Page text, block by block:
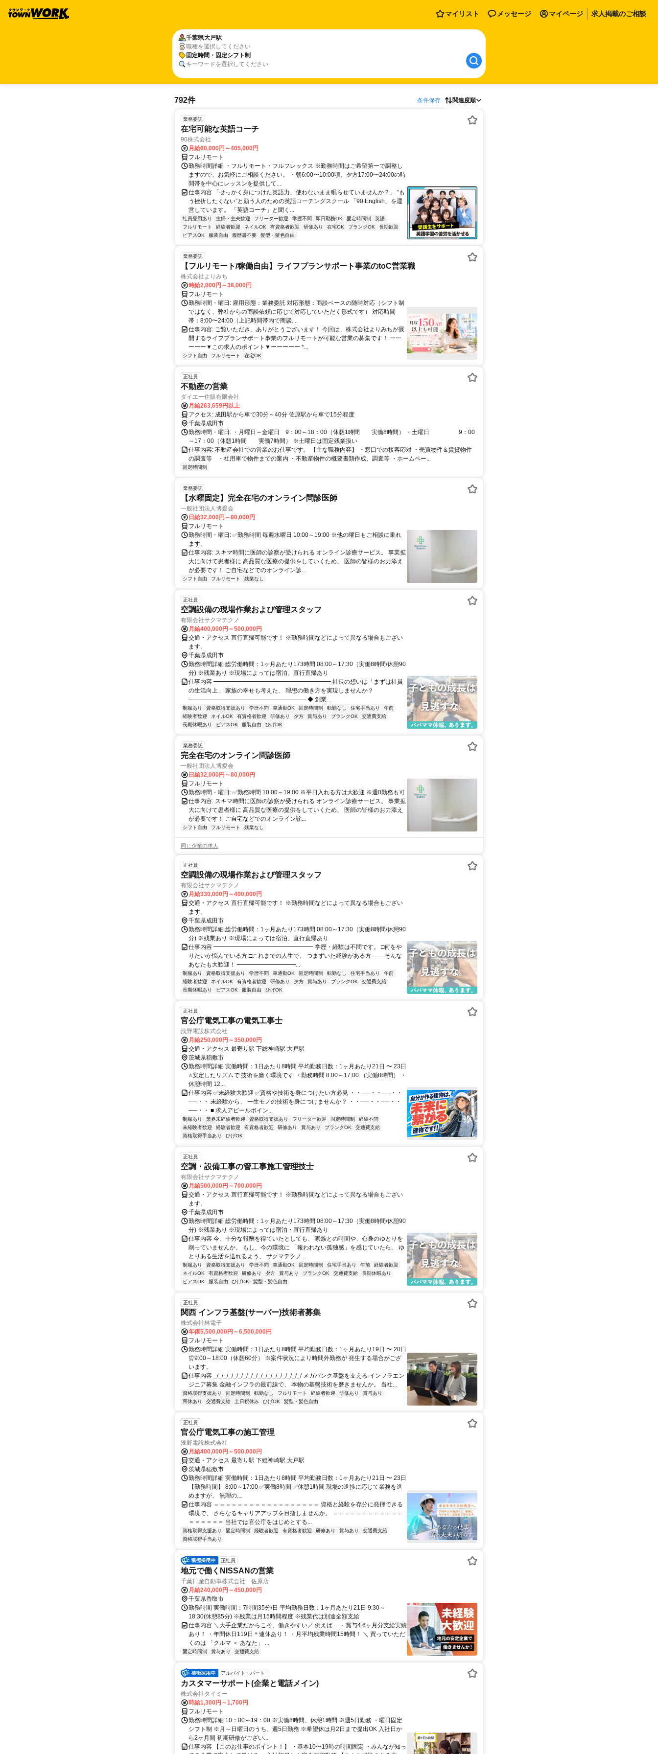
マイリスト メッセージ マイページ 求人掲載のご相談
千葉県大戸駅
職種を選択してください
固定時間・固定シフト制
キーワードを選択してください
792件 条件保存 関連度順
業務委託
在宅可能な英語コーチ
90株式会社
月給60,000円～405,000円
フルリモート
勤務時間詳細 ・フルリモート・フルフレックス ※勤務時間はご希望第一で調整し
ますので、お気軽にご相談ください。 ・朝6:00〜10:00頃、夕方17:00〜24:00の時
間帯を中心にレッスンを提供して...
仕事内容 「せっかく身につけた英語力、使わないまま眠らせていませんか？」 “も
う挫折したくない”と願う人のための英語コーチングスクール 「90 English」を運
営しています。 「英語コーチ」と聞く...
社員登用あり 主婦・主夫歓迎 フリーター歓迎 学歴不問 即日勤務OK 固定時間制
英語
フルリモート
経験者歓迎 ネイルOK 有資格者歓迎 研修あり 在宅OK ブランクOK
長期歓迎
ピアスOK
服装自由 履歴書不要 髪型・髪色自由
業務委託
【フルリモート/稼働自由】ライフプランサポート事業のtoC営業職
株式会社よりみち
時給2,000円～38,000円
フルリモート
勤務時間・曜日: 雇用形態：業務委託 対応形態：商談ベースの随時対応（シフト制
ではなく、弊社からの商談依頼に応じて対応していただく形式です） 対応時間
帯：8:00〜24:00（上記時間帯内で商談...
仕事内容: ご覧いただき、ありがとうございます！ 今回は、株式会社よりみちが展
開するライフプランサポート事業のフルリモートが可能な営業の募集です！ ーー
ーーー▼この求人のポイント▼ーーーーー *...
シフト自由 フルリモート 在宅OK
正社員
不動産の営業
ダイエー住販有限会社
月給263,659円以上
アクセス: 成田駅から車で30分～40分 佐原駅から車で15分程度
千葉県成田市
勤務時間・曜日: ・月曜日～金曜日 9：00～18：00（休憩1時間 実働8時間） ・土曜日 9：00
～17：00（休憩1時間 実働7時間） ※土曜日は固定残業扱い
仕事内容: 不動産会社での営業のお仕事です。 【主な職務内容】 ・窓口での接客応対 ・売買物件＆賃貸物件
の調査等 ・社用車で物件までの案内 ・不動産物件の概要書類作成、調査等 ・ホームペー...
固定時間制
業務委託
【水曜固定】完全在宅のオンライン問診医師
一般社団法人博愛会
日給32,000円～80,000円
フルリモート
勤務時間・曜日: ✅勤務時間 毎週水曜日 10:00～19:00 ※他の曜日もご相談に乗れ
ます。
仕事内容: スキマ時間に医師の診察が受けられる オンライン診療サービス。 事業拡
大に向けて患者様に 高品質な医療の提供をしていくため、 医師の皆様のお力添え
が必要です！ ご自宅などでのオンライン診...
シフト自由 フルリモート 残業なし
正社員
空調設備の現場作業および管理スタッフ
有限会社サクマテクノ
月給400,000円～500,000円
交通・アクセス 直行直帰可能です！ ※勤務時間などによって異なる場合もござい
ます。
千葉県成田市
勤務時間詳細 総労働時間：1ヶ月あたり173時間 08:00～17:30（実働8時間/休憩90
分) ※残業あり ※現場によっては宿泊、直行直帰あり
仕事内容 ━━━━━━━━━━━━━━━━━━━━ 社長の想いは「まずは社員
の生活向上」 家族の幸せも考えた、 理想の働き方を実現しませんか？
━━━━━━━━━━━━━━━━━━━━ ◆ 創業...
制服あり 資格取得支援あり 学歴不問 車通勤OK 固定時間制 転勤なし 住宅手当あり
午前
経験者歓迎
ネイルOK 有資格者歓迎 研修あり 夕方 賞与あり ブランクOK
交通費支給
長期休暇あり
ピアスOK 服装自由 ひげOK
業務委託
完全在宅のオンライン問診医師
一般社団法人博愛会
日給32,000円～80,000円
フルリモート
勤務時間・曜日: ✅勤務時間 10:00～19:00 ※平日入れる方は大歓迎 ※週0勤務も可
仕事内容: スキマ時間に医師の診察が受けられる オンライン診療サービス。 事業拡
大に向けて患者様に 高品質な医療の提供をしていくため、 医師の皆様のお力添え
が必要です！ ご自宅などでのオンライン診...
シフト自由 フルリモート 残業なし
同じ企業の求人
正社員
空調設備の現場作業および管理スタッフ
有限会社サクマテクノ
月給330,000円～400,000円
交通・アクセス 直行直帰可能です！ ※勤務時間などによって異なる場合もござい
ます。
千葉県成田市
勤務時間詳細 総労働時間：1ヶ月あたり173時間 08:00～17:30（実働8時間/休憩90
分) ※残業あり ※現場によっては宿泊、直行直帰あり
仕事内容 ━━━━━━━━━━━━━━━━━ 学歴・経験は不問です。 □何をや
りたいか悩んでいる方 □これまでの人生で、 つまずいた経験がある方 ――そんな
あなたも大歓迎！ ━━━━━━━━━━...
制服あり 資格取得支援あり 学歴不問 車通勤OK 固定時間制 転勤なし 住宅手当あり
午前
経験者歓迎
ネイルOK 有資格者歓迎 研修あり 夕方 賞与あり ブランクOK
交通費支給
長期休暇あり
ピアスOK 服装自由 ひげOK
正社員
官公庁電気工事の電気工事士
浅野電設株式会社
月給250,000円～350,000円
交通・アクセス 最寄り駅 下総神崎駅 大戸駅
茨城県稲敷市
勤務時間詳細 実働時間：1日あたり8時間 平均勤務日数：1ヶ月あたり21日 〜 23日
⭐安定したリズムで 技術を磨く環境です ・勤務時間 8:00～17:00 （実働8時間） ・
休憩時間 12...
仕事内容 ✅未経験大歓迎 ✅資格や技術を身につけたい方必見 ・・──・・──・・
──・・ 未経験から、 一生モノの技術を身につけませんか？ ・・──・・──・・
──・・ ■ 求人アピールポイン...
制服あり 業界未経験者歓迎 資格取得支援あり フリーター歓迎 固定時間制
経験不問
未経験者歓迎
経験者歓迎 有資格者歓迎 研修あり 賞与あり ブランクOK
交通費支給
資格取得手当あり
ひげOK
正社員
空調・設備工事の管工事施工管理技士
有限会社サクマテクノ
月給500,000円～700,000円
交通・アクセス 直行直帰可能です！ ※勤務時間などによって異なる場合もござい
ます。
千葉県成田市
勤務時間詳細 総労働時間：1ヶ月あたり173時間 08:00～17:30（実働8時間/休憩90
分) ※残業あり ※現場によっては宿泊・直行直帰あり
仕事内容 今、十分な報酬を得ていたとしても、 家族との時間や、心身のゆとりを
削っていませんか。 もし、今の環境に 「報われない孤独感」を感じていたら。 ゆ
とりある生活を送れるよう、 サクマテクノ...
制服あり 資格取得支援あり 学歴不問 車通勤OK 固定時間制 住宅手当あり 午前
経験者歓迎
ネイルOK
有資格者歓迎 研修あり 夕方 賞与あり ブランクOK 交通費支給
長期休暇あり
ピアスOK
服装自由 ひげOK 髪型・髪色自由
正社員
関西 インフラ基盤(サーバー)技術者募集
株式会社林電子
年俸5,500,000円～6,500,000円
フルリモート
勤務時間詳細 実働時間：1日あたり8時間 平均勤務日数：1ヶ月あたり19日 〜 20日
⏰9:00～18:00（休憩60分） ※案件状況により時間外勤務が 発生する場合がござ
います。
仕事内容 _/_/_/_/_/_/_/_/_/_/_/_/_/_/_/_/_/_/ メガバンク基盤を支える インフラエン
ジニア募集 金融インフラの最前線で、 本物の基盤技術を磨きませんか。 当社...
資格取得支援あり 固定時間制 転勤なし フルリモート 経験者歓迎 研修あり
賞与あり
育休あり
交通費支給 土日祝休み ひげOK 髪型・髪色自由
正社員
官公庁電気工事の施工管理
浅野電設株式会社
月給400,000円～500,000円
交通・アクセス 最寄り駅 下総神崎駅 大戸駅
茨城県稲敷市
勤務時間詳細 実働時間：1日あたり8時間 平均勤務日数：1ヶ月あたり21日 〜 23日
【勤務時間】 8:00～17:00 ✅実働8時間 ✅休憩1時間 現場の進捗に応じて業務を進
めますが、 無理の...
仕事内容 ＝＝＝＝＝＝＝＝＝＝＝＝＝＝＝＝＝＝ 資格と経験を存分に発揮できる
環境で、 さらなるキャリアアップを目指しませんか。 ＝＝＝＝＝＝＝＝＝＝＝＝
＝＝＝＝＝＝ 当社では官公庁をはじめとする...
資格取得支援あり 固定時間制 経験者歓迎 有資格者歓迎 研修あり 賞与あり
交通費支給
資格取得手当あり
正社員
地元で働くNISSANの営業
千葉日産自動車株式会社 佐原店
月給240,000円～450,000円
千葉県香取市
勤務時間 実働時間：7時間35分/日 平均勤務日数：1ヶ月あたり21日 9:30～
18:30(休憩85分) ※残業は月15時間程度 ※残業代は別途全額支給
仕事内容 ＼大手企業だからこそ、働きやすい／ 例えば… ・賞与4.6ヶ月分支給実績
あり！ ・年間休日119日＊連休あり！ ・月平均残業時間15時間！ ＼ 買っていただ
くのは 「クルマ ＜ あなた」 ...
固定時間制 賞与あり 交通費支給
アルバイト・パート
カスタマーサポート(企業と電話メイン)
株式会社タイミー
時給1,300円～1,700円
フルリモート
勤務時間詳細 10：00～19：00 ※実働8時間、休憩1時間 ※週5日勤務 ・曜日固定
シフト制 ※月～日曜日のうち、週5日勤務 ※希望休は月2日まで提出OK 入社日か
ら2ヶ月間 初期研修がござい...
仕事内容 【このお仕事のポイント！】 ・基本10〜19時の時間固定 ・みんなが知っ